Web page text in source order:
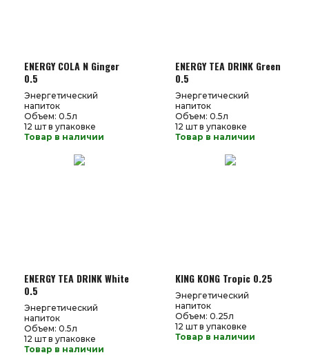
ENERGY COLA N Ginger
0.5
Энергетический
напиток
Объем: 0.5л
12 шт в упаковке
Товар в наличии
ENERGY TEA DRINK Green
0.5
Энергетический
напиток
Объем: 0.5л
12 шт в упаковке
Товар в наличии
ENERGY TEA DRINK White
0.5
Энергетический
напиток
Объем: 0.5л
12 шт в упаковке
Товар в наличии
KING KONG Tropic 0.25
Энергетический
напиток
Объем: 0.25л
12 шт в упаковке
Товар в наличии